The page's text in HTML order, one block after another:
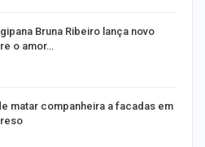
Bruna Ribeiro lança novo
o amor…
matar companheira a facadas em